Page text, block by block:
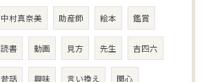
中村真奈美 助産師 絵本 鑑賞
読書 動画 見方 先生 吉四六
昔話 興味 言い換え 関心